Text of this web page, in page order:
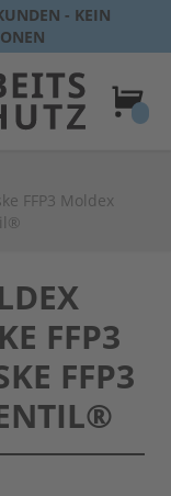
- KEIN
FFP3 Moldex
FFP3
FFP3